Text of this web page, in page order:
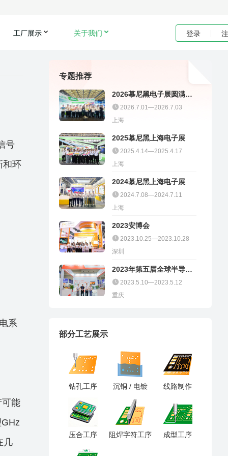
工厂展示 关于我们 登录
号
和环
系
可能
几
专题推荐
2026慕尼黑电子展圆满收
官｜聚多邦精彩不停
2026.7.01—2026.7.03
上海
2025慕尼黑上海电子展
2025.4.14—2025.4.17
上海
2024慕尼黑上海电子展
2024.7.08—2024.7.11
上海
2023安博会
2023.10.25—2023.10.28
深圳
2023年第五届全球半导体
产业（重庆）博览会
2023.5.10—2023.5.12
重庆
部分工艺展示
钻孔工序 沉铜 / 电镀 线路制作
压合工序 阻焊字符工序 成型工序